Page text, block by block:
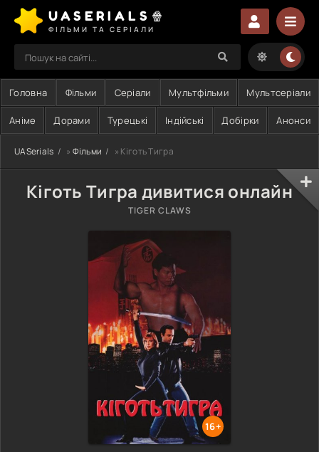
UASERIALS🍿
ФІЛЬМИ ТА СЕРІАЛИ
Головна Фільми Серіали Мультфільми Мультсеріали
Аніме Дорами Турецькі Індійські Добірки Анонси
UASerials » Фільми » Кіготь Тигра
Кіготь Тигра дивитися онлайн
TIGER CLAWS
16+